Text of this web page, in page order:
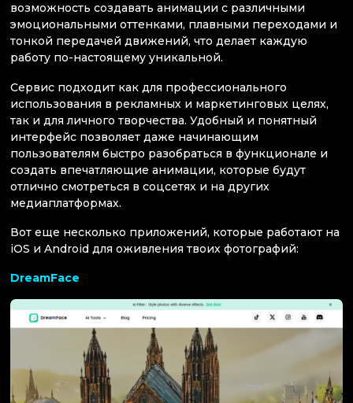
возможность создавать анимации с различными
эмоциональными оттенками, плавными переходами и
тонкой передачей движений, что делает каждую
работу по-настоящему уникальной.
Сервис подходит как для профессионального
использования в рекламных и маркетинговых целях,
так и для личного творчества. Удобный и понятный
интерфейс позволяет даже начинающим
пользователям быстро разобраться в функционале и
создать впечатляющие анимации, которые будут
отлично смотреться в соцсетях и на других
медиаплатформах.
Вот еще несколько приложений, которые работают на
iOS и Android для оживления твоих фотографий:
DreamFace